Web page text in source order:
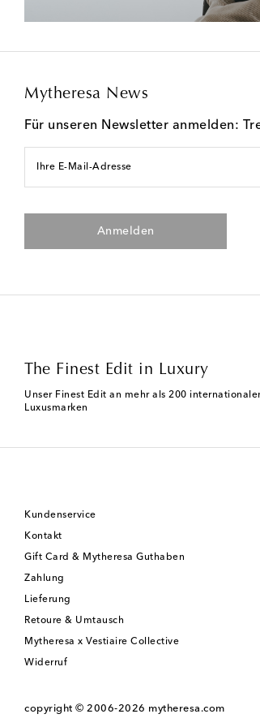
Mytheresa News
Für unseren Newsletter anmelden:
Ihre E-Mail-Adresse
Anmelden
The Finest Edit in Luxury
Unser Finest Edit an mehr als 200
Luxusmarken
Kundenservice
Kontakt
Gift Card & Mytheresa Guthaben
Zahlung
Lieferung
Retoure & Umtausch
Mytheresa x Vestiaire Collective
Widerruf
copyright © 2006-2026 mytheresa.com